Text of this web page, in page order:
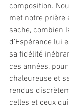
composition.
met notre prière
sache, combien
d’Espérance lui
sa fidélité
ces années,
chaleureuse et
rendus
celles et ceux